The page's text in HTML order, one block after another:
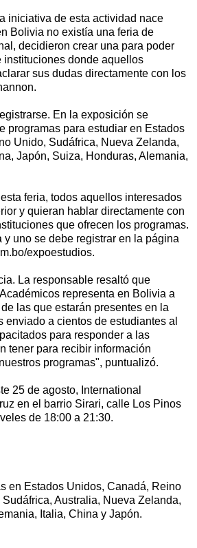
iniciativa de esta actividad nace
Bolivia no existía una feria de
decidieron crear una para poder
instituciones donde aquellos
sus dudas directamente con los
En la exposición se
programas para estudiar en Estados
Unido, Sudáfrica, Nueva Zelanda,
Japón, Suiza, Honduras, Alemania,
feria, todos aquellos interesados
y quieran hablar directamente con
que ofrecen los programas.
y uno se debe registrar en la página
expoestudios.
La responsable resaltó que
representa en Bolivia a
las que estarán presentes en la
enviado a cientos de estudiantes al
para responder a las
tener para recibir información
programas", puntualizó.
25 de agosto, International
en el barrio Sirari, calle Los Pinos
de 18:00 a 21:30.
en Estados Unidos, Canadá, Reino
Australia, Nueva Zelanda,
Italia, China y Japón.